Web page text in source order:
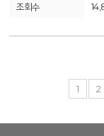
1 2